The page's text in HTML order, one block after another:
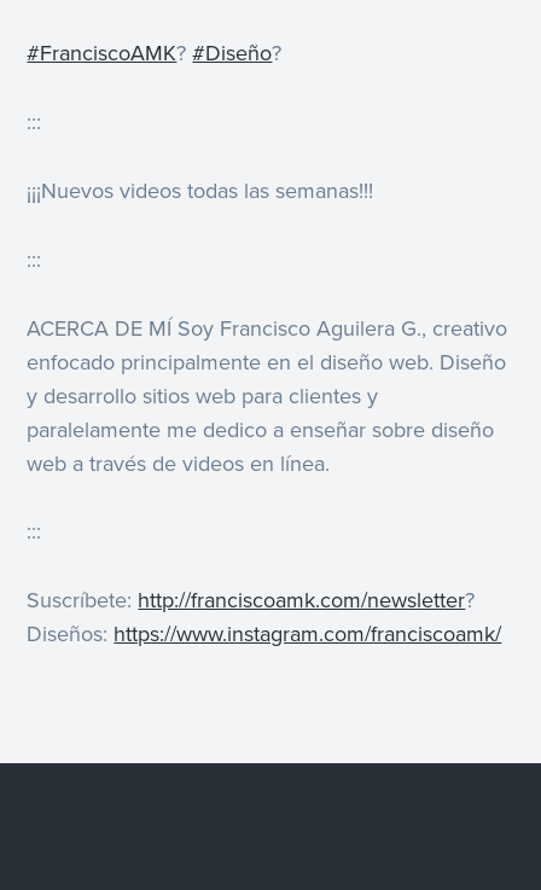
#FranciscoAMK? #Diseño?
:::
¡¡¡Nuevos videos todas las semanas!!!
:::
ACERCA DE MÍ Soy Francisco Aguilera G., creativo
enfocado principalmente en el diseño web. Diseño
y desarrollo sitios web para clientes y
paralelamente me dedico a enseñar sobre diseño
web a través de videos en línea.
:::
Suscríbete: http://franciscoamk.com/newsletter?
Diseños: https://www.instagram.com/franciscoamk/